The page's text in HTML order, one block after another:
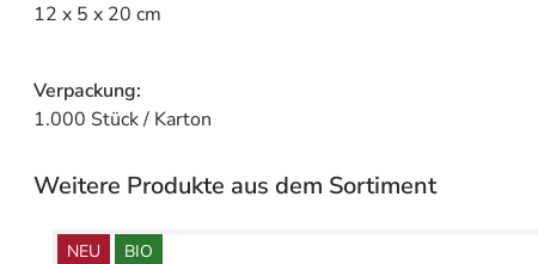
12 x 5 x 20 cm
Verpackung:
1.000 Stück / Karton
Weitere Produkte aus dem Sortiment
NEU BIO